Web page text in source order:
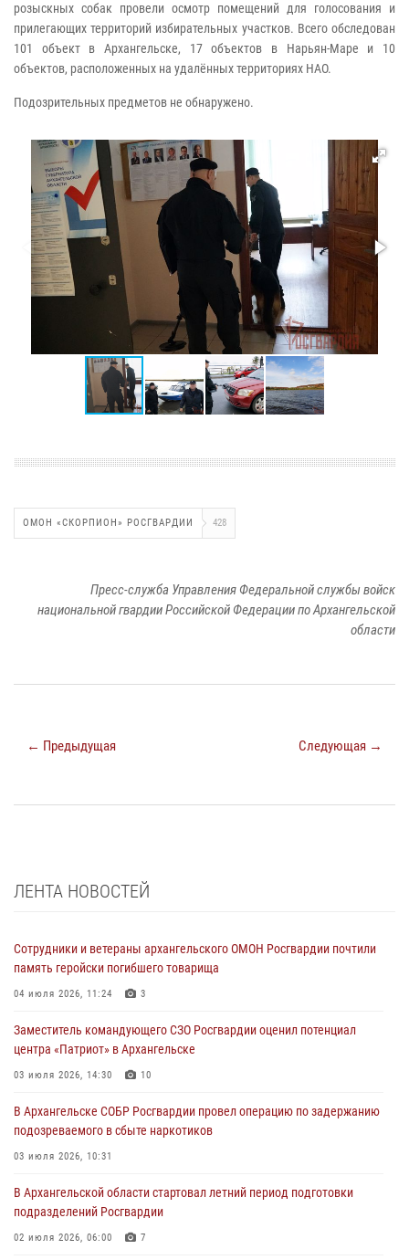
розыскных собак провели осмотр помещений для голосования и
прилегающих территорий избирательных участков. Всего обследован
101 объект в Архангельске, 17 объектов в Нарьян-Маре и 10
объектов, расположенных на удалённых территориях НАО.
Подозрительных предметов не обнаружено.
ОМОН «СКОРПИОН» РОСГВАРДИИ 428
Пресс-служба Управления Федеральной службы войск
национальной гвардии Российской Федерации по Архангельской
области
← Предыдущая Следующая →
ЛЕНТА НОВОСТЕЙ
Сотрудники и ветераны архангельского ОМОН Росгвардии почтили
память геройски погибшего товарища
04 июля 2026, 11:24 3
Заместитель командующего СЗО Росгвардии оценил потенциал
центра «Патриот» в Архангельске
03 июля 2026, 14:30 10
В Архангельске СОБР Росгвардии провел операцию по задержанию
подозреваемого в сбыте наркотиков
03 июля 2026, 10:31
В Архангельской области стартовал летний период подготовки
подразделений Росгвардии
02 июля 2026, 06:00 7